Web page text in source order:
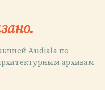
Audiala по
архивам